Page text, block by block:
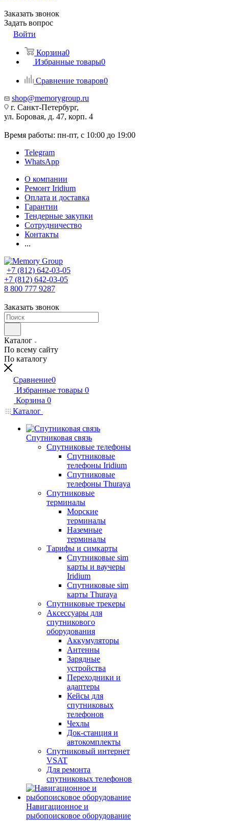
Заказать звонок
Задать вопрос
Войти
Корзина0
Избранные товары0
Сравнение товаров0
shop@memorygroup.ru
г. Санкт-Петербург,
ул. Боровая, д. 47, корп. 4
Время работы: пн-пт, с 10:00 до 19:00
Telegram
WhatsApp
О компании
Ремонт Iridium
Оплата и доставка
Гарантии
Тендерные закупки
Сотрудничество
Контакты
...
+7 (812) 642-03-05
+7 (812) 642-03-05
8 800 777 9287
Заказать звонок
Каталог
По всему сайту
По каталогу
Сравнение0
Избранные товары 0
Корзина 0
Каталог
Спутниковая связь
Спутниковые телефоны
Спутниковые
телефоны Iridium
Спутниковые
телефоны Thuraya
Спутниковые
терминалы
Морские
терминалы
Наземные
терминалы
Тарифы и симкарты
Спутниковые sim
карты и ваучеры
Iridium
Спутниковые sim
карты Thuraya
Спутниковые трекеры
Аксессуары для
спутникового
оборудования
Аккумуляторы
Антенны
Зарядные
устройства
Переходники и
адаптеры
Кейсы для
спутниковых
телефонов
Чехлы
Док-станция и
автокомплекты
Спутниковый интернет
VSAT
Для ремонта
спутниковых телефонов
Навигационное и
рыбопоисковое оборудование